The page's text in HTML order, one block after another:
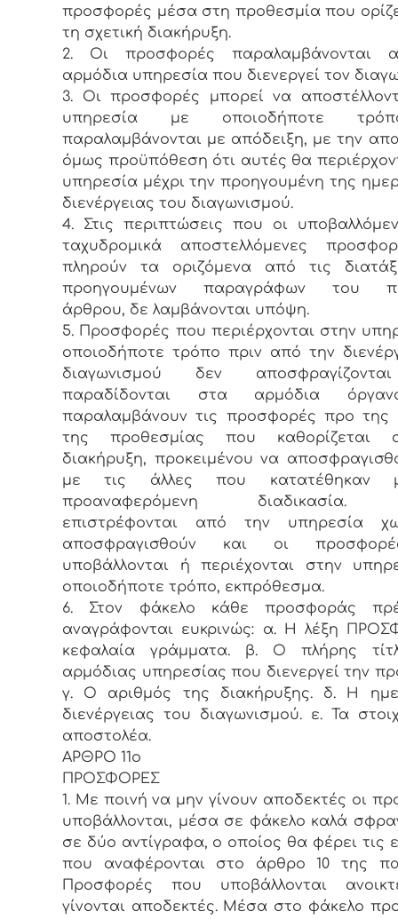
προσφορές μέσα στη προθεσμία που
τη σχετική διακήρυξη.
2. Οι προσφορές παραλαμβάνονται
αρμόδια υπηρεσία που διενεργεί τον
3. Οι προσφορές μπορεί να
υπηρεσία με οποιοδήποτε
παραλαμβάνονται με απόδειξη, με την
όμως προϋπόθεση ότι αυτές θα
υπηρεσία μέχρι την προηγουμένη της
διενέργειας του διαγωνισμού.
4. Στις περιπτώσεις που οι
ταχυδρομικά αποστελλόμενες
πληρούν τα οριζόμενα από τις
προηγουμένων παραγράφων του
άρθρου, δε λαμβάνονται υπόψη.
5. Προσφορές που περιέρχονται στην
οποιοδήποτε τρόπο πριν από την
διαγωνισμού δεν
παραδίδονται στα αρμόδια
παραλαμβάνουν τις προσφορές προ της
της προθεσμίας που καθορίζεται
διακήρυξη, προκειμένου να
με τις άλλες που κατατέθηκαν
προαναφερόμενη διαδικασία.
επιστρέφονται από την υπηρεσία
αποσφραγισθούν και οι
υποβάλλονται ή περιέχονται στην
οποιοδήποτε τρόπο, εκπρόθεσμα.
6. Στον φάκελο κάθε προσφοράς
αναγράφονται ευκρινώς: α. Η λέξη
κεφαλαία γράμματα. β. Ο πλήρης
αρμόδιας υπηρεσίας που διενεργεί την
γ. Ο αριθμός της διακήρυξης. δ. Η
διενέργειας του διαγωνισμού. ε. Τα
αποστολέα.
ΑΡΘΡΟ 11ο
ΠΡΟΣΦΟΡΕΣ
1. Με ποινή να μην γίνουν αποδεκτές οι
υποβάλλονται, μέσα σε φάκελο καλά
σε δύο αντίγραφα, ο οποίος θα φέρει τις
που αναφέρονται στο άρθρο 10 της
Προσφορές που υποβάλλονται
γίνονται αποδεκτές. Μέσα στο φάκελο